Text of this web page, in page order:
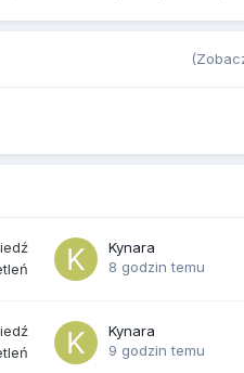
Kynara
8 godzin temu
Kynara
9 godzin temu